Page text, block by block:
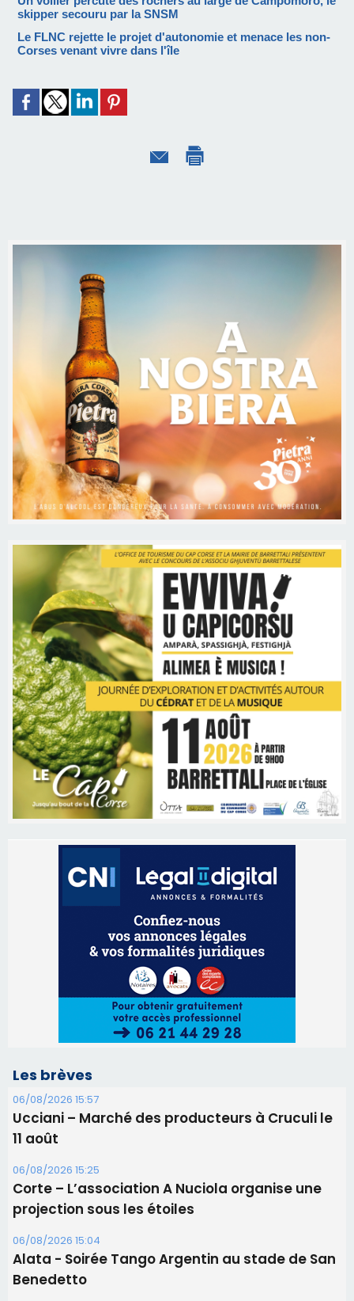
skipper secouru par la SNSM
Le FLNC rejette le projet d'autonomie et menace les non-
Corses venant vivre dans l'île
Les brèves
06/08/2026 15:57
Ucciani – Marché des producteurs à Cruculi le
11 août
06/08/2026 15:25
Corte – L’association A Nuciola organise une
projection sous les étoiles
06/08/2026 15:04
Alata - Soirée Tango Argentin au stade de San
Benedetto